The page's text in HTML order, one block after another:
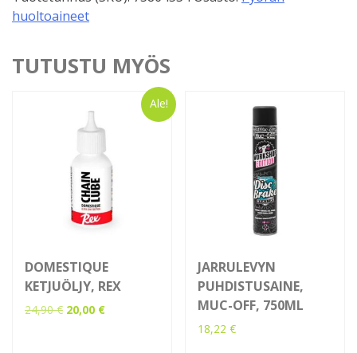
huoltoaineet
TUTUSTU MYÖS
Ale!
DOMESTIQUE
KETJUÖLJY, REX
24,90€ Alkuperäinen
20,00 €Nykyinen
JARRULEVYN
PUHDISTUSAINE,
MUC-OFF, 750ML
18,22€